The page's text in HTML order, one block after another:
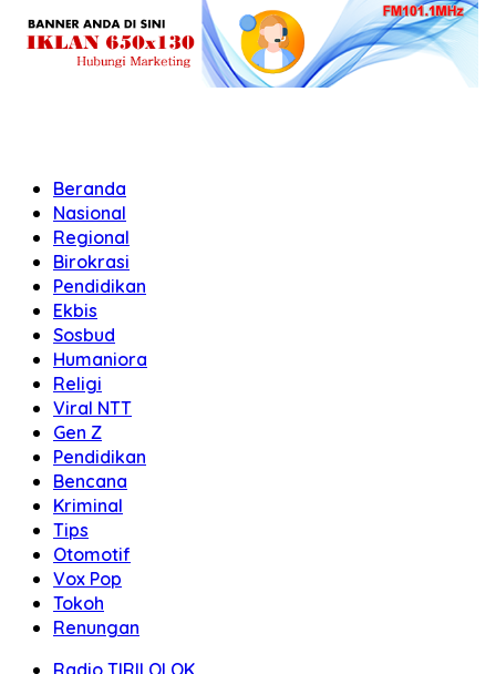
Beranda
Nasional
Regional
Birokrasi
Pendidikan
Ekbis
Sosbud
Humaniora
Religi
Viral NTT
Gen Z
Pendidikan
Bencana
Kriminal
Tips
Otomotif
Vox Pop
Tokoh
Renungan
Radio TIRILOLOK